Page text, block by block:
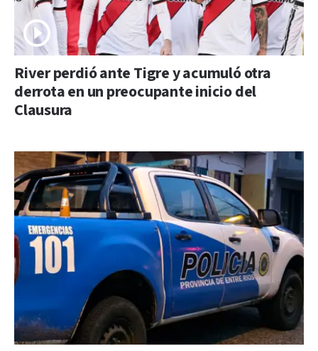
River perdió ante Tigre y acumuló otra
derrota en un preocupante inicio del
Clausura